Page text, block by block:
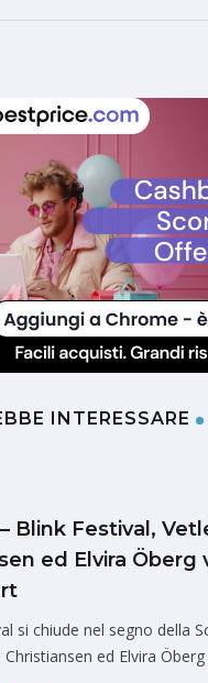
INTERESSARE
Blink Festival,
ed Elvira Öberg
si chiude nel segno della
ed Elvira Öberg